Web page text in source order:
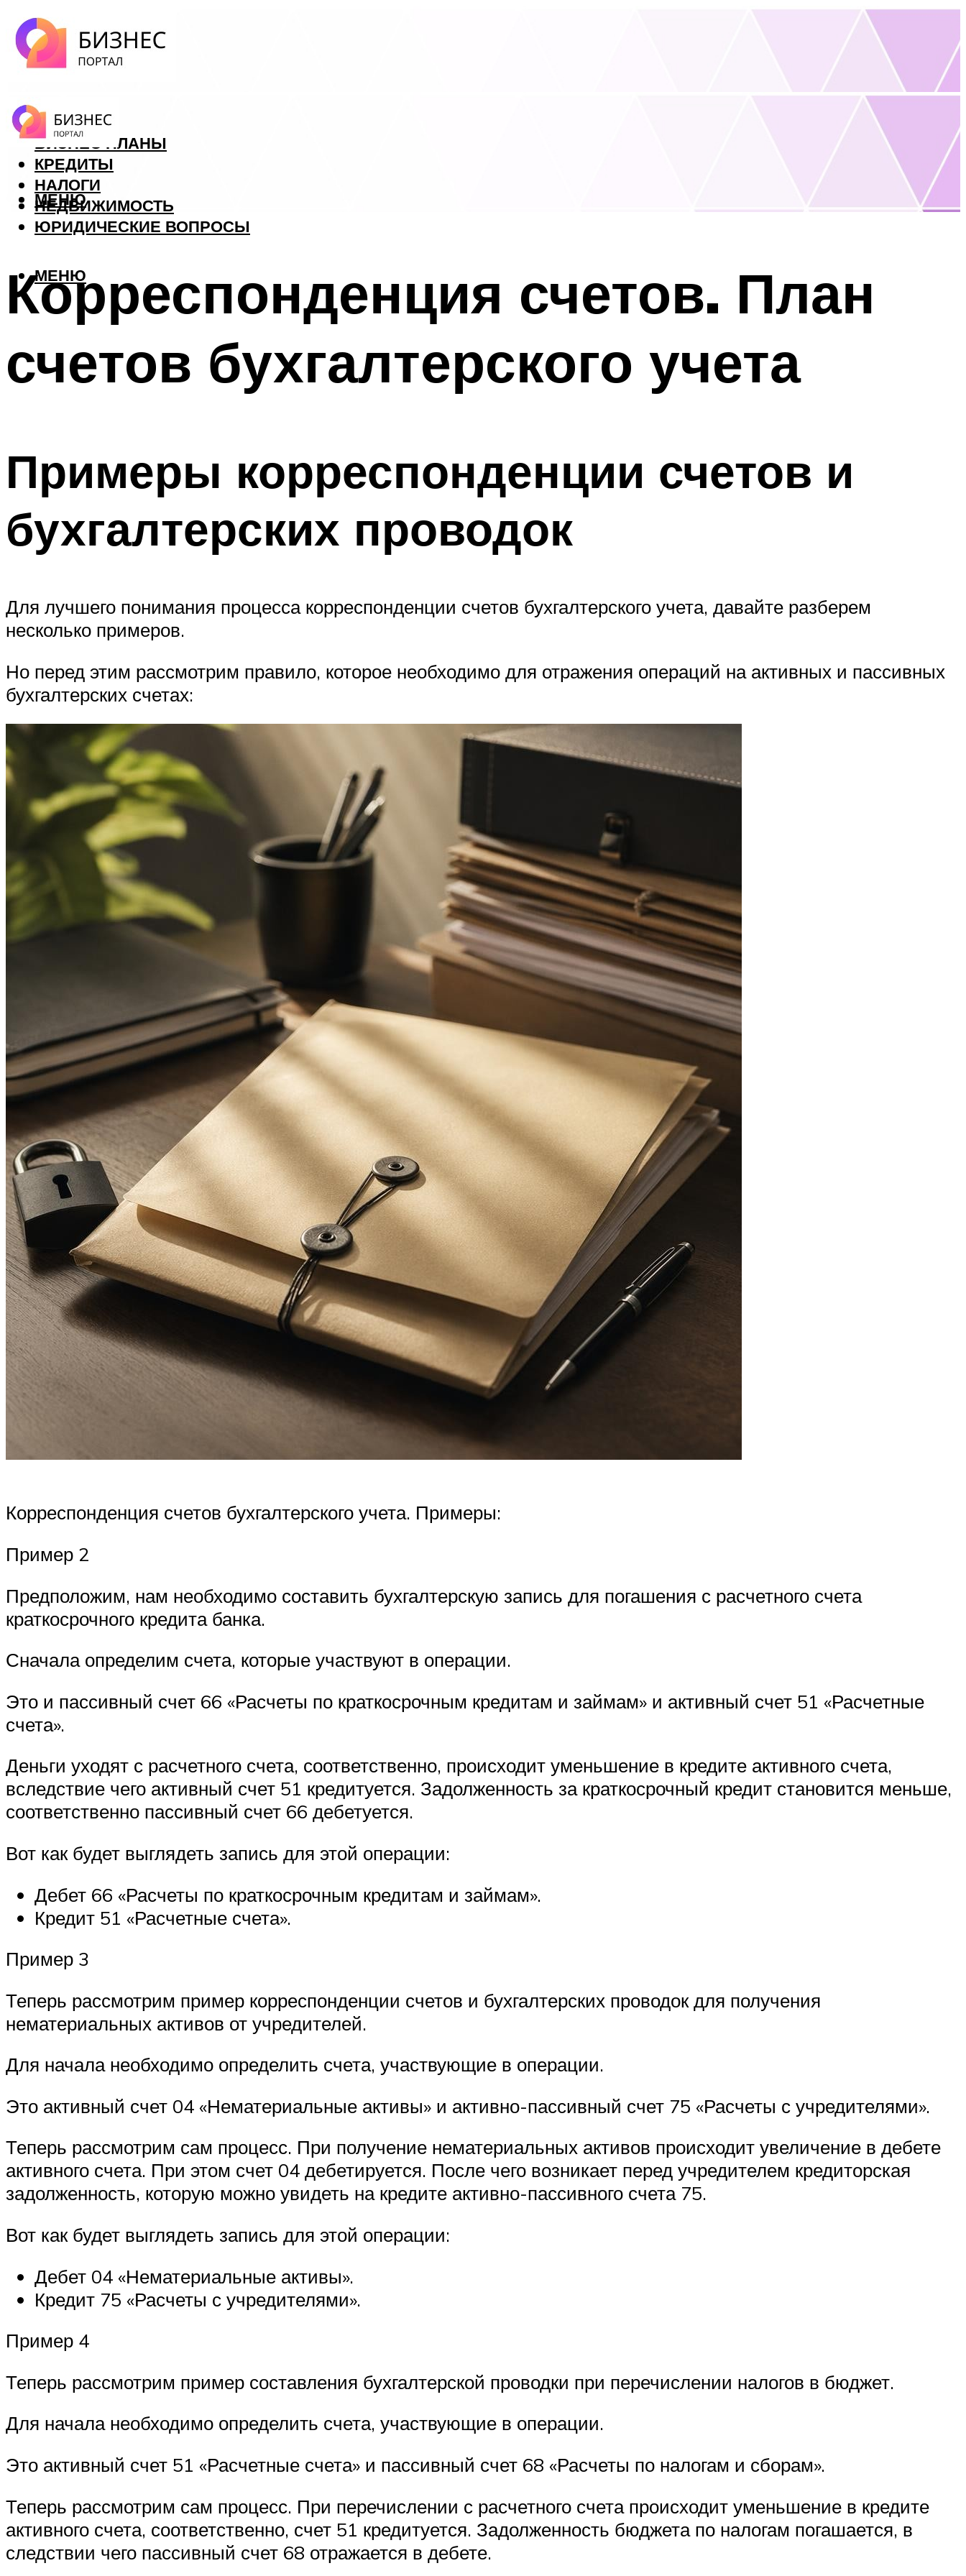
ФОРЕКС
БИЗНЕС ПЛАНЫ
КРЕДИТЫ
НАЛОГИ
НЕДВИЖИМОСТЬ
ЮРИДИЧЕСКИЕ ВОПРОСЫ
МЕНЮ
МЕНЮ
Корреспонденция счетов. План
счетов бухгалтерского учета
Примеры корреспонденции счетов и
бухгалтерских проводок
Для лучшего понимания процесса корреспонденции счетов бухгалтерского учета, давайте разберем
несколько примеров.
Но перед этим рассмотрим правило, которое необходимо для отражения операций на активных и пассивных
бухгалтерских счетах:
Корреспонденция счетов бухгалтерского учета. Примеры:
Пример 2
Предположим, нам необходимо составить бухгалтерскую запись для погашения с расчетного счета
краткосрочного кредита банка.
Сначала определим счета, которые участвуют в операции.
Это и пассивный счет 66 «Расчеты по краткосрочным кредитам и займам» и активный счет 51 «Расчетные
счета».
Деньги уходят с расчетного счета, соответственно, происходит уменьшение в кредите активного счета,
вследствие чего активный счет 51 кредитуется. Задолженность за краткосрочный кредит становится меньше,
соответственно пассивный счет 66 дебетуется.
Вот как будет выглядеть запись для этой операции:
Дебет 66 «Расчеты по краткосрочным кредитам и займам».
Кредит 51 «Расчетные счета».
Пример 3
Теперь рассмотрим пример корреспонденции счетов и бухгалтерских проводок для получения
нематериальных активов от учредителей.
Для начала необходимо определить счета, участвующие в операции.
Это активный счет 04 «Нематериальные активы» и активно-пассивный счет 75 «Расчеты с учредителями».
Теперь рассмотрим сам процесс. При получение нематериальных активов происходит увеличение в дебете
активного счета. При этом счет 04 дебетируется. После чего возникает перед учредителем кредиторская
задолженность, которую можно увидеть на кредите активно-пассивного счета 75.
Вот как будет выглядеть запись для этой операции:
Дебет 04 «Нематериальные активы».
Кредит 75 «Расчеты с учредителями».
Пример 4
Теперь рассмотрим пример составления бухгалтерской проводки при перечислении налогов в бюджет.
Для начала необходимо определить счета, участвующие в операции.
Это активный счет 51 «Расчетные счета» и пассивный счет 68 «Расчеты по налогам и сборам».
Теперь рассмотрим сам процесс. При перечислении с расчетного счета происходит уменьшение в кредите
активного счета, соответственно, счет 51 кредитуется. Задолженность бюджета по налогам погашается, в
следствии чего пассивный счет 68 отражается в дебете.